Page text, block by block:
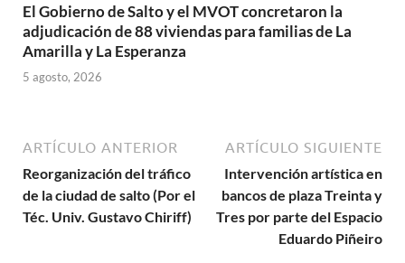
El Gobierno de Salto y el MVOT concretaron la
adjudicación de 88 viviendas para familias de La
Amarilla y La Esperanza
5 agosto, 2026
ARTÍCULO ANTERIOR
Reorganización del tráfico
de la ciudad de salto (Por el
Téc. Univ. Gustavo Chiriff)
ARTÍCULO SIGUIENTE
Intervención artística en
bancos de plaza Treinta y
Tres por parte del Espacio
Eduardo Piñeiro